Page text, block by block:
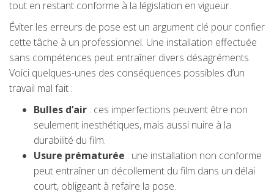
tout en restant conforme à la législation en vigueur.
Éviter les erreurs de pose est un argument clé pour confier
cette tâche à un professionnel. Une installation effectuée
sans compétences peut entraîner divers désagréments.
Voici quelques-unes des conséquences possibles d’un
travail mal fait :
Bulles d’air : ces imperfections peuvent être non
seulement inesthétiques, mais aussi nuire à la
durabilité du film.
Usure prématurée : une installation non conforme
peut entraîner un décollement du film dans un délai
court, obligeant à refaire la pose.